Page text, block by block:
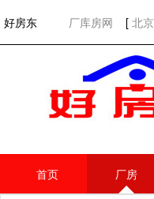
好房东 厂库房网 [ 北京
欢迎访问好房东！网站首页
首页 厂房